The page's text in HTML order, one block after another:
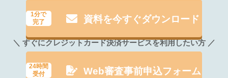
1分で
完了
資料を今すぐダウンロード
＼ すぐにクレジットカード決済サービスを利用したい方 ／
24時間
受付
Web審査事前申込フォーム